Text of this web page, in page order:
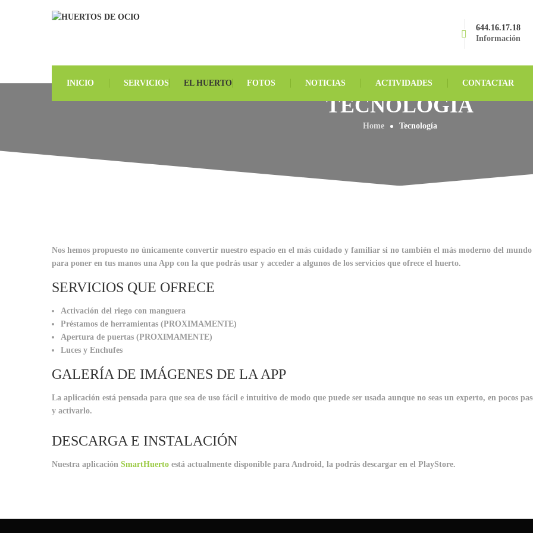
644.16.17.18
Información
INICIO SERVICIOS EL HUERTO FOTOS NOTICIAS ACTIVIDADES CONTACTAR
TECNOLOGÍA
Home Tecnología
Nos hemos propuesto no únicamente convertir nuestro espacio en el más cuidado y familiar si no también el más moderno del
para poner en tus manos una App con la que podrás usar y acceder a algunos de los servicios que ofrece el huerto.
SERVICIOS QUE OFRECE
Activación del riego con manguera
Préstamos de herramientas (PROXIMAMENTE)
Apertura de puertas (PROXIMAMENTE)
Luces y Enchufes
GALERÍA DE IMÁGENES DE LA APP
La aplicación está pensada para que sea de uso fácil e intuitivo de modo que puede ser usada aunque no seas un experto, en pocos
y activarlo.
DESCARGA E INSTALACIÓN
Nuestra aplicación SmartHuerto está actualmente disponible para Android, la podrás descargar en el PlayStore.